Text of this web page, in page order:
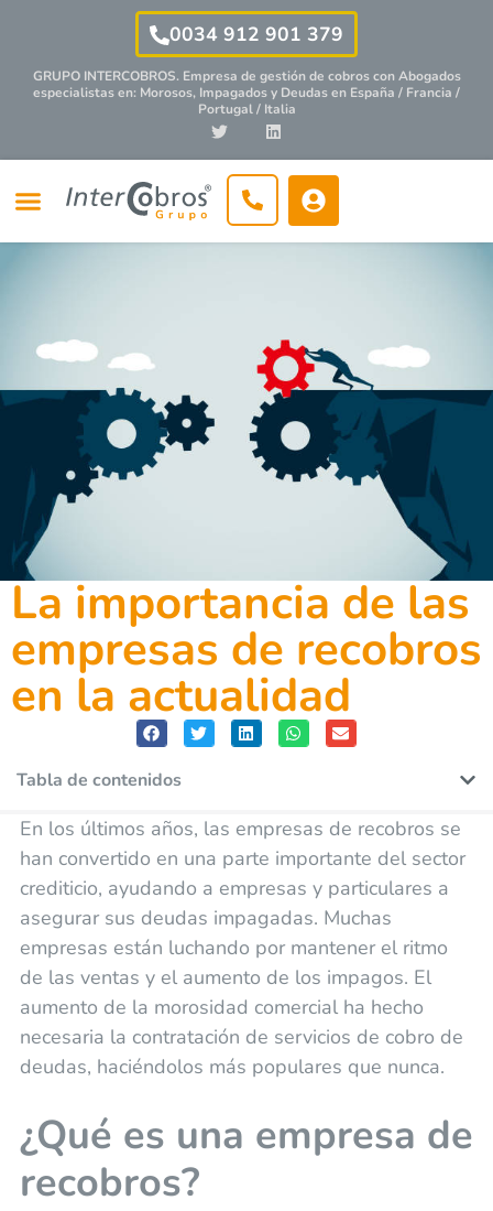
0034 912 901 379
GRUPO INTERCOBROS. Empresa de gestión de cobros conAbogados
especialistasen: Morosos, Impagados y Deudas en España / Francia /
Portugal / Italia
La importancia de las
empresas de recobros
en la actualidad
Tabla de contenidos
En los últimos años, las empresas de recobros se
han convertido en una parte importante del sector
crediticio, ayudando a empresas y particulares a
asegurar sus deudas impagadas. Muchas
empresas están luchando por mantener el ritmo
de las ventas y el aumento de los impagos. El
aumento de la morosidad comercial ha hecho
necesaria la contratación de servicios de cobro de
deudas, haciéndolos más populares que nunca.
¿Qué es una empresa de
recobros?